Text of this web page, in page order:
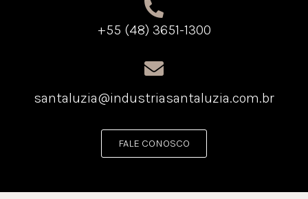
+55 (48) 3651-1300
santaluzia@industriasantaluzia.com.br
FALE CONOSCO